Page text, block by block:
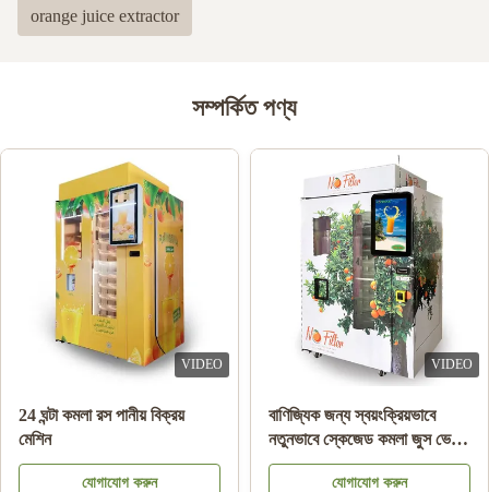
orange juice extractor
সম্পর্কিত পণ্য
VIDEO
24 ঘন্টা কমলা রস পানীয় বিক্রয়
মেশিন
যোগাযোগ করুন
VIDEO
বাণিজ্যিক জন্য স্বয়ংক্রিয়ভাবে
নতুনভাবে স্কেজেড কমলা জুস ভেন্ডিং
মেশিন
যোগাযোগ করুন